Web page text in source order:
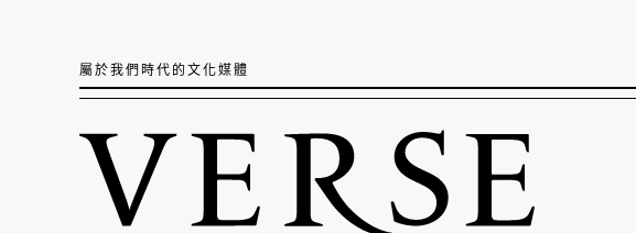
屬於我們時代的文化媒體